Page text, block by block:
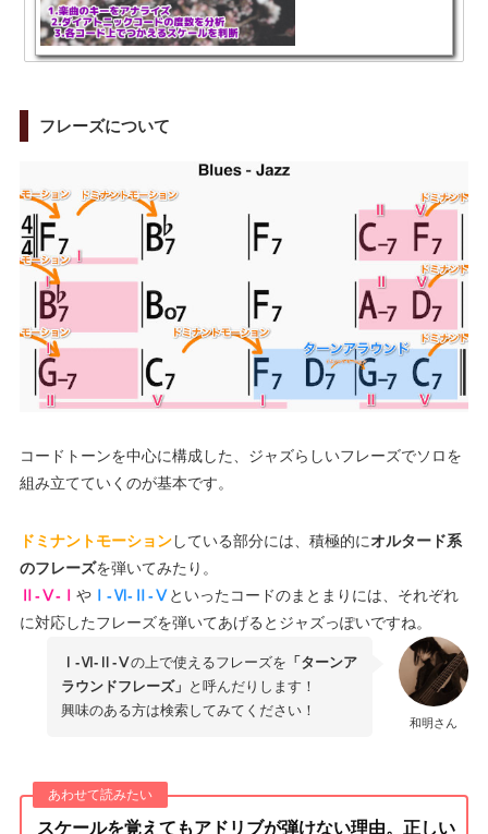
フレーズについて
コードトーンを中心に構成した、ジャズらしいフレーズでソロを
組み立てていくのが基本です。
ドミナントモーションしている部分には、積極的にオルタード系
のフレーズを弾いてみたり。
Ⅱ-Ⅴ-Ⅰ やⅠ-Ⅵ-Ⅱ-Ⅴといったコードのまとまりには、それぞれ
に対応したフレーズを弾いてあげるとジャズっぽいですね。
和明さん
Ⅰ-Ⅵ-Ⅱ-Ⅴの上で使えるフレーズを 「ターンア
ラウンドフレーズ」
と呼んだりします！
興味のある方は検索してみてください！
スケールを覚えてもアドリブが弾けない理由。正しい